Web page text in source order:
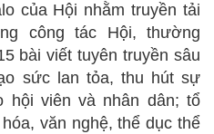
của Hội nhằm truyền tải
công tác Hội, thường
bài viết tuyên truyền sâu
sức lan tỏa, thu hút sự
hội viên và nhân dân; tổ
văn nghệ, thể dục thể